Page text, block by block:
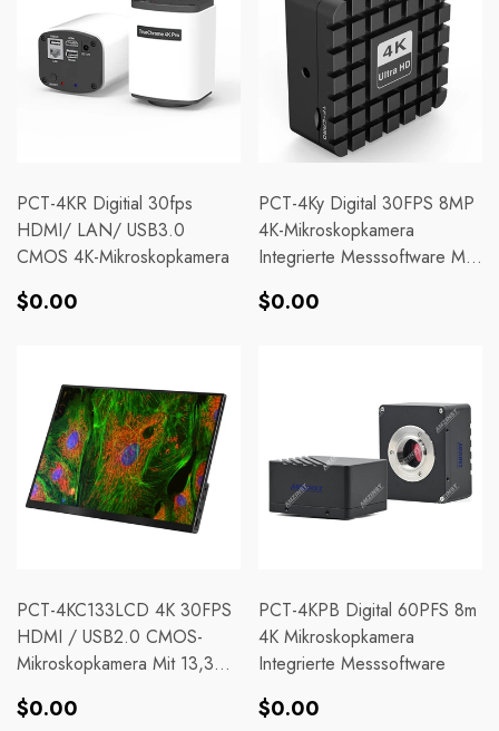
PCT-4KR Digitial 30fps
HDMI/ LAN/ USB3.0
CMOS 4K-Mikroskopkamera
Normaler
$0.00
PCT-4Ky Digital 30FPS 8MP
4K-Mikroskopkamera
Integrierte Messsoftware Mit
Normaler
$0.00
PCT-4KC133LCD 4K 30FPS
HDMI / USB2.0 CMOS-
Mikroskopkamera Mit 13,3
Eigenständige Und PC-
Normaler
$0.00
PCT-4KPB Digital 60PFS 8m
4K Mikroskopkamera
Integrierte Messsoftware
Normaler
$0.00